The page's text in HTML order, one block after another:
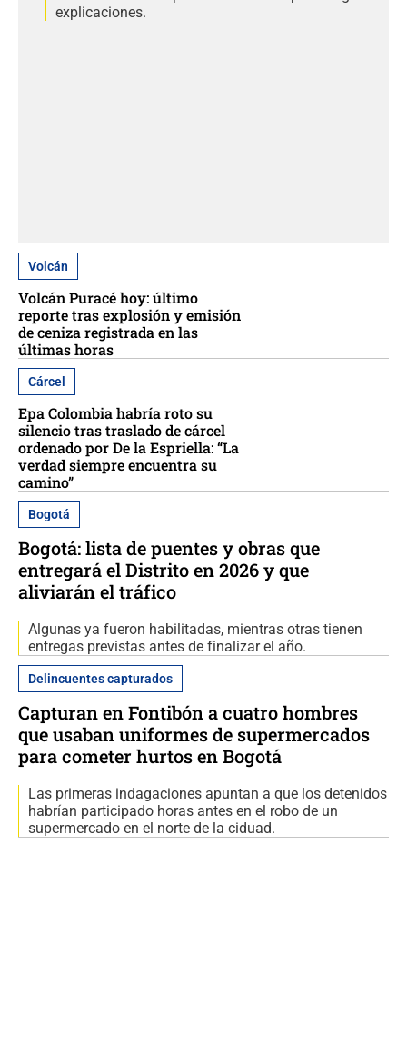
explicaciones.
Volcán
Volcán Puracé hoy: último
reporte tras explosión y emisión
de ceniza registrada en las
últimas horas
Cárcel
Epa Colombia habría roto su
silencio tras traslado de cárcel
ordenado por De la Espriella: “La
verdad siempre encuentra su
camino”
Bogotá
Bogotá: lista de puentes y obras que
entregará el Distrito en 2026 y que
aliviarán el tráfico
Algunas ya fueron habilitadas, mientras otras tienen
entregas previstas antes de finalizar el año.
Delincuentes capturados
Capturan en Fontibón a cuatro hombres
que usaban uniformes de supermercados
para cometer hurtos en Bogotá
Las primeras indagaciones apuntan a que los detenidos
habrían participado horas antes en el robo de un
supermercado en el norte de la ciduad.